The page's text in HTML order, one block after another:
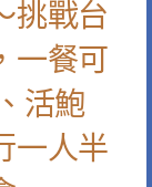
挑戰台
一餐可
活鮑
一人半